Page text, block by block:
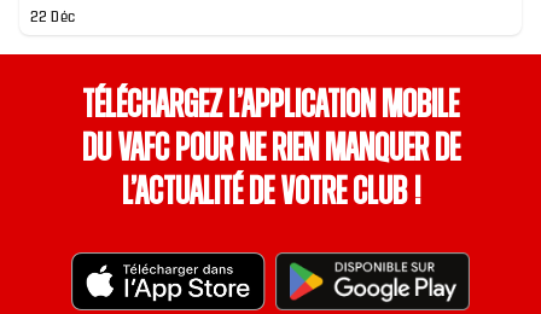
22 Déc
Téléchargez l’application mobile
du VAFC pour ne rien manquer de
l’actualité de votre club !